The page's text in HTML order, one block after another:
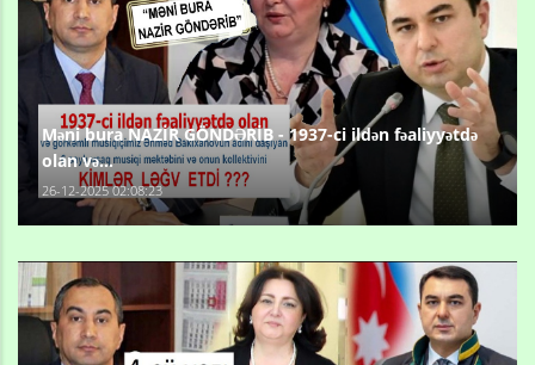
Məni bura NAZİR GÖNDƏRİB - 1937-ci ildən fəaliyyətdə
olan və...
26-12-2025 02:08:23